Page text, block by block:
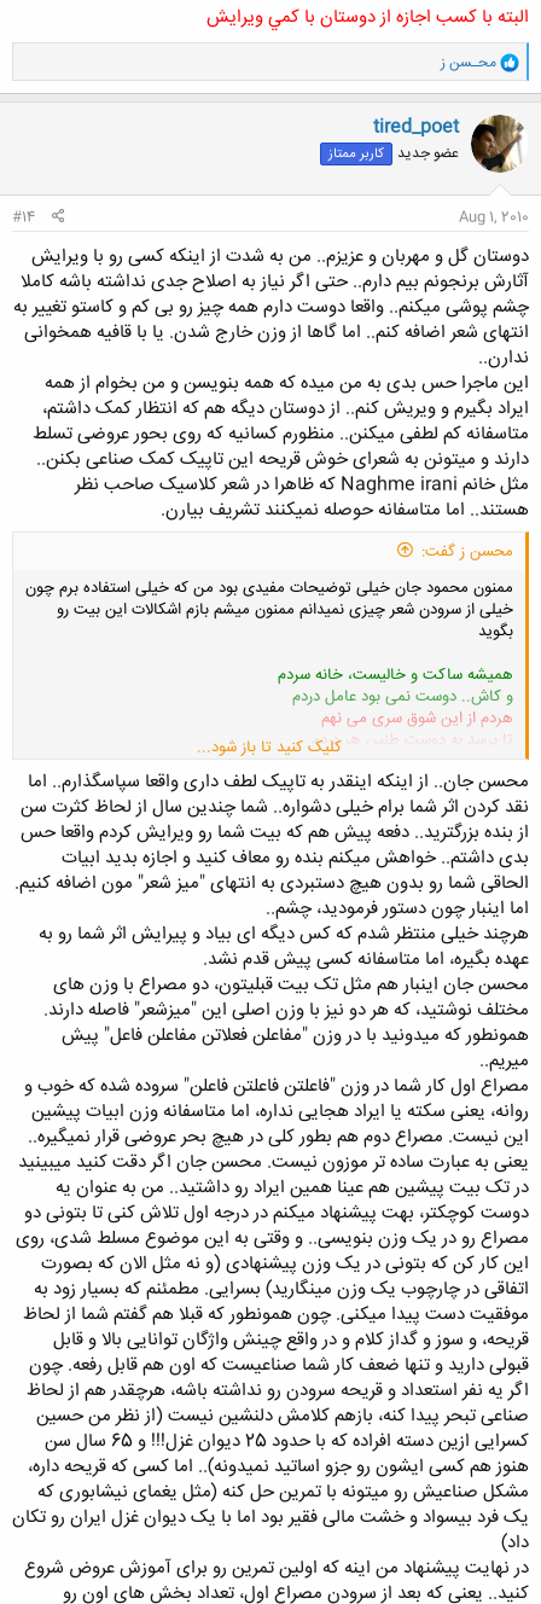
البته با كسب اجازه از دوستان با كمي ويرايش
و
ا
ک
ن
ش
ه
ا
محـسن ز
tired_poet
عضو جدید کاربر ممتاز
Aug 1, 2010
#14
دوستان گل و مهربان و عزیزم.. من به شدت از اینکه کسی رو با ویرایش
آثارش برنجونم بیم دارم.. حتی اگر نیاز به اصلاح جدی نداشته باشه کاملا
چشم پوشی میکنم.. واقعا دوست دارم همه چیز رو بی کم و کاستو تغییر به
انتهای شعر اضافه کنم.. اما گاها از وزن خارج شدن. یا با قافیه همخوانی
ندارن..
این ماجرا حس بدی به من میده که همه بنویسن و من بخوام از همه
ایراد بگیرم و ویریش کنم.. از دوستان دیگه هم که انتظار کمک داشتم،
متاسفانه کم لطفی میکنن.. منظورم کسانیه که روی بحور عروضی تسلط
دارند و میتونن به شعرای خوش قریحه این تاپیک کمک صناعی بکنن..
مثل خانم Naghme irani که ظاهرا در شعر کلاسیک صاحب نظر
هستند.. اما متاسفانه حوصله نمیکنند تشریف بیارن.
محسن ز گفت:
ممنون محمود جان خیلی توضیحات مفیدی بود من که خیلی استفاده برم چون
خیلی از سرودن شعر چیزی نمیدانم ممنون میشم بازم اشکالات این بیت رو
بگوید
همیشه ساکت و خالیست، خانه سردم
و کاش.. دوست نمی بود عامل دردم
هردم از این شوق سری می نهم
تا برسد به دوست طنین هر دردمکلیک کنید تا باز شود...
محسن جان.. از اینکه اینقدر به تاپیک لطف داری واقعا سپاسگذارم.. اما
نقد کردن اثر شما برام خیلی دشواره.. شما چندین سال از لحاظ کثرت سن
از بنده بزرگترید.. دفعه پیش هم که بیت شما رو ویرایش کردم واقعا حس
بدی داشتم.. خواهش میکنم بنده رو معاف کنید و اجازه بدید ابیات
الحاقی شما رو بدون هیچ دستبردی به انتهای "میز شعر" مون اضافه کنیم.
اما اینبار چون دستور فرمودید، چشم..
هرچند خیلی منتظر شدم که کس دیگه ای بیاد و پیرایش اثر شما رو به
عهده بگیره، اما متاسفانه کسی پیش قدم نشد.
محسن جان اینبار هم مثل تک بیت قبلیتون، دو مصراع با وزن های
مختلف نوشتید، که هر دو نیز با وزن اصلی این "میزشعر" فاصله دارند.
همونطور که میدونید با در وزن "مفاعلن فعلاتن مفاعلن فاعل" پیش
میریم..
مصراع اول کار شما در وزن "فاعلتن فاعلتن فاعلن" سروده شده که خوب و
روانه، یعنی سکته یا ایراد هجایی نداره، اما متاسفانه وزن ابیات پیشین
این نیست. مصراع دوم هم بطور کلی در هیچ بحر عروضی قرار نمیگیره..
یعنی به عبارت ساده تر موزون نیست. محسن جان اگر دقت کنید میبینید
در تک بیت پیشین هم عینا همین ایراد رو داشتید.. من به عنوان یه
دوست کوچکتر، بهت پیشنهاد میکنم در درجه اول تلاش کنی تا بتونی دو
مصراع رو در یک وزن بنویسی.. و وقتی به این موضوع مسلط شدی، روی
این کار کن که بتونی در یک وزن پیشنهادی (و نه مثل الان که بصورت
اتفاقی در چارچوب یک وزن مینگارید) بسرایی. مطمئنم که بسیار زود به
موفقیت دست پیدا میکنی. چون همونطور که قبلا هم گفتم شما از لحاظ
قریحه، و سوز و گداز کلام و در واقع چینش واژگان توانایی بالا و قابل
قبولی دارید و تنها ضعف کار شما صناعیست که اون هم قابل رفعه. چون
اگر یه نفر استعداد و قریحه سرودن رو نداشته باشه، هرچقدر هم از لحاظ
صناعی تبحر پیدا کنه، بازهم کلامش دلنشین نیست (از نظر من حسین
کسرایی ازین دسته افراده که با حدود 25 دیوان غزل!!! و 65 سال سن
هنوز هم کسی ایشون رو جزو اساتید نمیدونه).. اما کسی که قریحه داره،
مشکل صناعیش رو میتونه با تمرین حل کنه (مثل یغمای نیشابوری که
یک فرد بیسواد و خشت مالی فقیر بود اما با یک دیوان غزل ایران رو تکان
داد)
در نهایت پیشنهاد من اینه که اولین تمرین رو برای آموزش عروض شروع
کنید.. یعنی که بعد از سرودن مصراع اول، تعداد بخش های اون رو